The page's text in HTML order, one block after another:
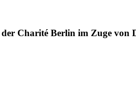
Charité Berlin im Zuge von